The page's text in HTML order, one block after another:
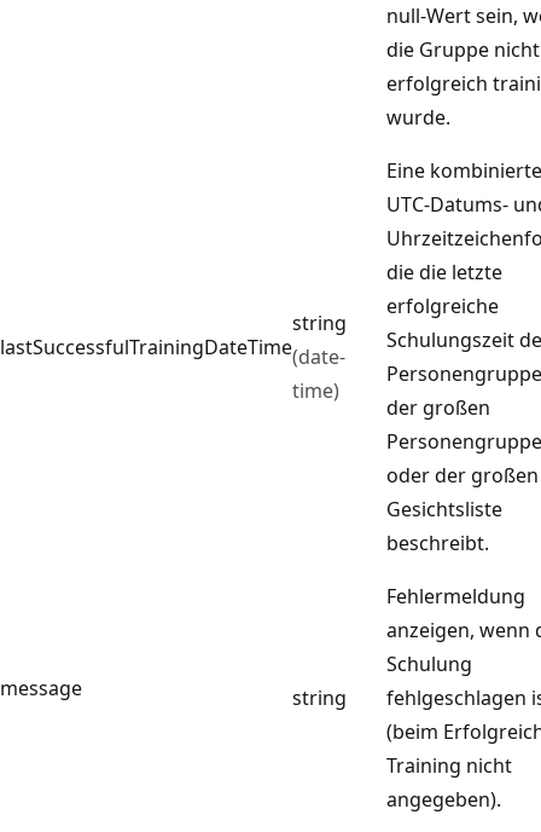
null-Wert sein,
die Gruppe nicht
erfolgreich
wurde.
lastSuccessfulTrainingDateTime
string
(date-
time)
Eine kombinierte
UTC-Datums-
die die letzte
erfolgreiche
Schulungszeit
der großen
Personengruppe
oder der großen
Gesichtsliste
beschreibt.
message string
Fehlermeldung
anzeigen, wenn
Schulung
fehlgeschlagen
(beim
Training nicht
angegeben).